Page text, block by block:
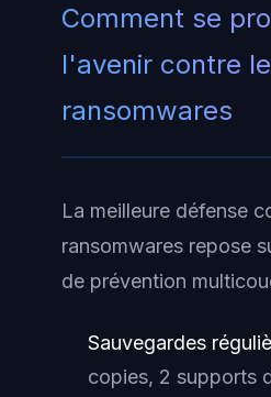
Comment se
l'avenir contre
ransomwares
La meilleure défense
ransomwares repose
de prévention
Sauvegardes
copies, 2 supports